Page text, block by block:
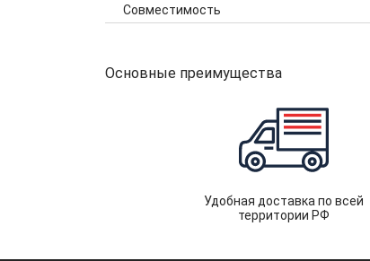
Совместимость
Основные преимущества
Удобная доставка по всей
территории РФ